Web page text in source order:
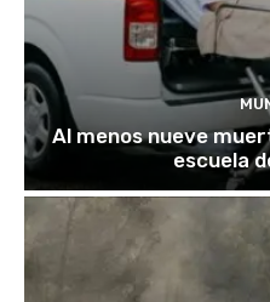
Al menos nueve
escuela